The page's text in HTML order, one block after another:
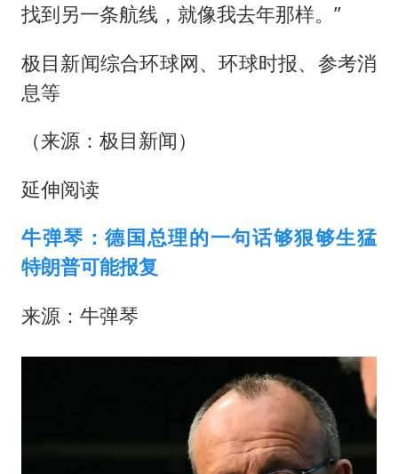
找到另一条航线，就像我去年那样。”
极目新闻综合环球网、环球时报、参考消
息等
（来源：极目新闻）
延伸阅读
牛弹琴：德国总理的一句话够狠够生猛
特朗普可能报复
来源：牛弹琴